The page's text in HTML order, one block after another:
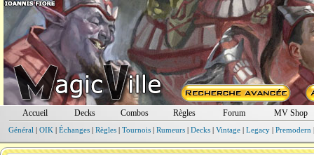
Accueil Decks Combos Règles Forum MV Shop
Général | OIK | Échanges| Règles| Tournois| Rumeurs| Decks| Vintage| Legacy| Premodern